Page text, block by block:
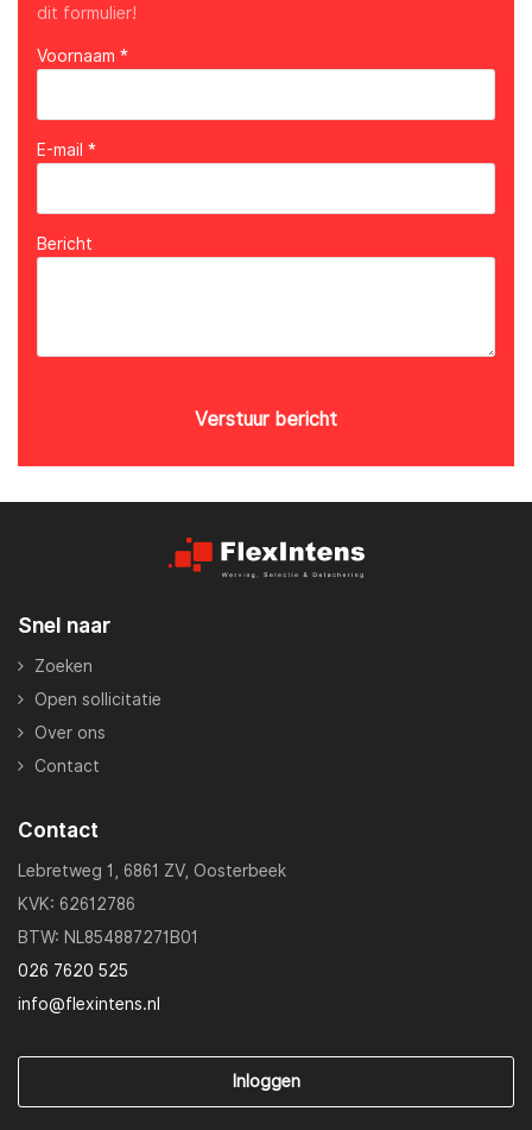
dit formulier!
Voornaam *
E-mail *
Bericht
Verstuur bericht
Snel naar
Zoeken
Open sollicitatie
Over ons
Contact
Contact
Lebretweg 1, 6861 ZV, Oosterbeek
KVK: 62612786
BTW: NL854887271B01
026 7620 525
info@flexintens.nl
Inloggen